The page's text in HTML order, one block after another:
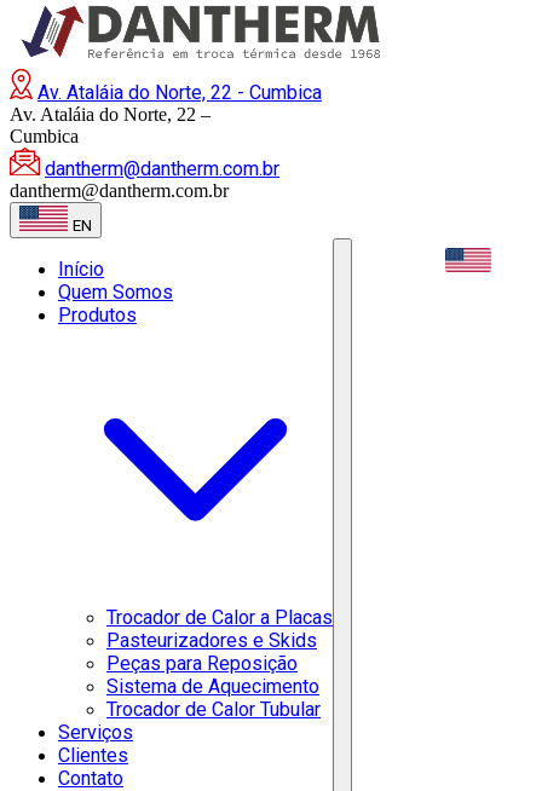
Av. Ataláia do Norte, 22 - Cumbica
Av. Ataláia do Norte, 22 –
Cumbica
dantherm@dantherm.com.br
dantherm@dantherm.com.br
EN
Início
Quem Somos
Produtos
Trocador de Calor a Placas
Pasteurizadores e Skids
Peças para Reposição
Sistema de Aquecimento
Trocador de Calor Tubular
Serviços
Clientes
Contato